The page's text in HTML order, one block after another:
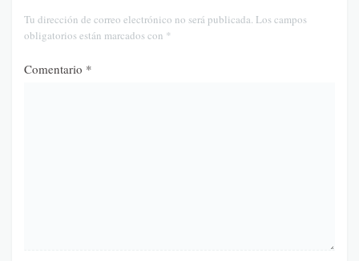
Tu dirección de correo electrónico no será publicada. Los campos
obligatorios están marcados con *
Comentario *